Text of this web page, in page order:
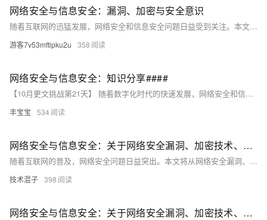
网络安全与信息安全：漏洞、加密与安全意识
随着互联网的迅猛发展，网络安全和信息安全问题日益受到关注。本文深入探讨了网络安全漏洞、加密技术以及提高个人和组织的安全意识的重要性。通过分析常见的网络攻击手段如缓冲区溢出、SQL注入等，揭示了计算机系统中存在的缺陷及其潜在威胁。同时，详细介绍了对称加密和非对称加密算法的原理及应用场景，强调了数字签名和数字证书在验证信息完整性中的关键作用。此外，还讨论了培养良好上网习惯、定期备份数据等提升安全意识的方法，旨在帮助读者更好地理解和应对复杂的网络安全挑战。
游客7v53mftipku2u 358
网络安全与信息安全：知识分享####
【10月更文挑战第21天】 随着数字化时代的快速发展，网络安全和信息安全已成为个人和企业不可忽视的关键问题。本文将探讨网络安全漏洞、加密技术以及安全意识的重要性，并提供一些实用的建议，帮助读者提高自身的网络安全防护能力。 ####
丰宝宝 534
网络安全与信息安全：关于网络安全漏洞、加密技术、安全意识等方面的知识分享
随着互联网的普及，网络安全问题日益突出。本文将从网络安全漏洞、加密技术和安全意识三个方面进行探讨，旨在提高读者对网络安全的认识和防范能力。通过分析常见的网络安全漏洞，介绍加密技术的基本原理和应用，以及强调安全意识的重要性，帮助读者更好地保护自己的网络信息安全。
技术混子 398
网络安全与信息安全：关于网络安全漏洞、加密技术、安全意识等方面的知识分享